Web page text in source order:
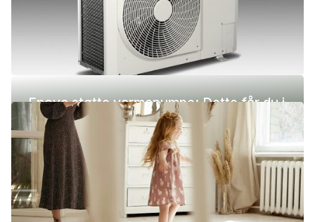
Enova støtte varmepumpe: Dette får du i
2026